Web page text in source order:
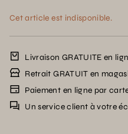
Cet article est indisponible.
Livraison GRATUITE en
Retrait GRATUIT en
Paiement en ligne par
Un service client à votre